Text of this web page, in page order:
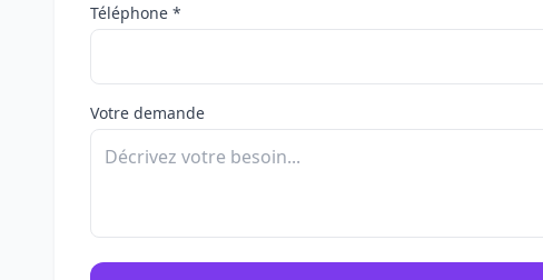
Téléphone *
Votre demande